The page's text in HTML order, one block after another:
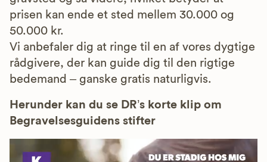
prisen kan ende et sted mellem 30.000 og
50.000 kr.
Vi anbefaler dig at ringe til en af vores dygtige
rådgivere, der kan guide dig til den rigtige
bedemand – ganske gratis naturligvis.
Herunder kan du se DR’s korte klip om
Begravelsesguidens stifter